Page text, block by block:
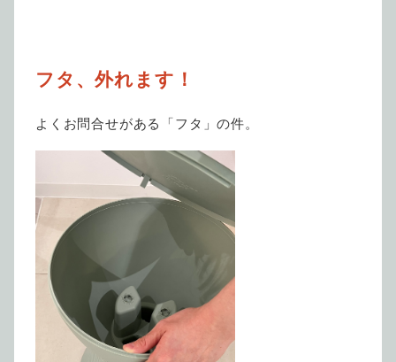
フタ、外れます！
よくお問合せがある「フタ」の件。